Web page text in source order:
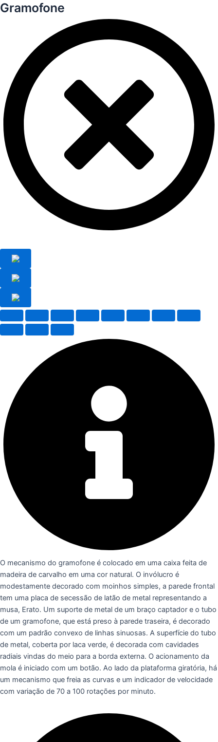
Gramofone
O mecanismo do gramofone é colocado em uma caixa feita de
madeira de carvalho em uma cor natural. O invólucro é
modestamente decorado com moinhos simples, a parede frontal
tem uma placa de secessão de latão de metal representando a
musa, Erato. Um suporte de metal de um braço captador e o tubo
de um gramofone, que está preso à parede traseira, é decorado
com um padrão convexo de linhas sinuosas. A superfície do tubo
de metal, coberta por laca verde, é decorada com cavidades
radiais vindas do meio para a borda externa. O acionamento da
mola é iniciado com um botão. Ao lado da plataforma giratória, há
um mecanismo que freia as curvas e um indicador de velocidade
com variação de 70 a 100 rotações por minuto.